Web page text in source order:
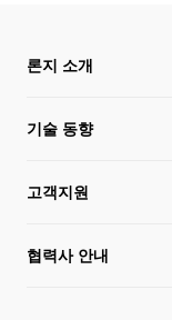
론지 소개
행위 규칙
투자자 관계
임원 정보
기술 동향
론지 뉴스
고객지원
제품자료 다운로드
협력사 안내